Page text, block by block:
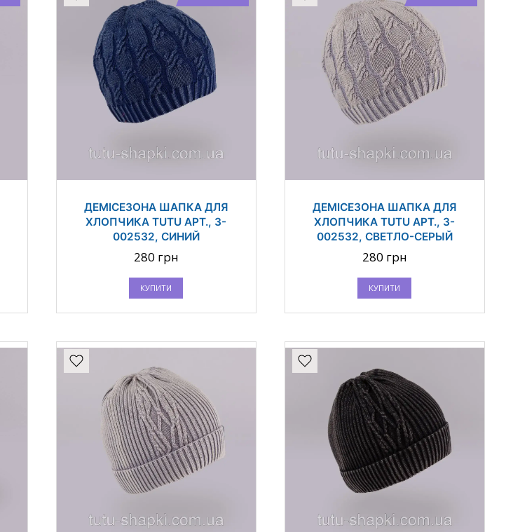
ДЕМІСЕЗОНА ШАПКА ДЛЯ
ХЛОПЧИКА TUTU АРТ., 3-
002532, СИНИЙ
280 грн
КУПИТИ
ДЕМІСЕЗОНА ШАПКА ДЛЯ
ХЛОПЧИКА TUTU АРТ., 3-
002532, СВЕТЛО-СЕРЫЙ
280 грн
КУПИТИ